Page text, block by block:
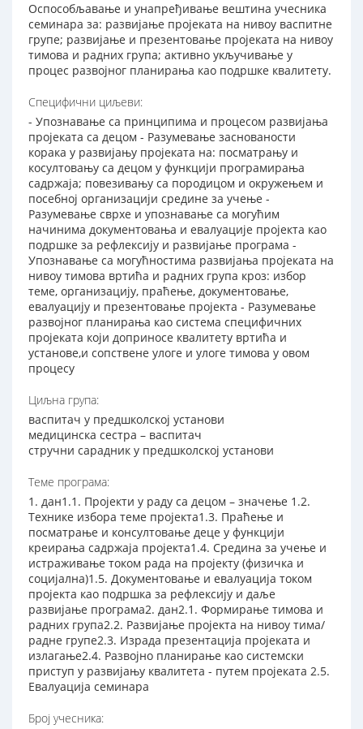
Оспособљавање и унапређивање вештина учесника
семинара за: развијање пројеката на нивоу васпитне
групе; развијање и презентовање пројеката на нивоу
тимова и радних група; активно укључивање у
процес развојног планирања као подршке квалитету.
Специфични циљеви:
- Упознавање са принципима и процесом развијања
пројеката са децом - Разумевање заснованости
корака у развијању пројеката на: посматрању и
косултовању са децом у функцији програмирања
садржаја; повезивању са породицом и окружењем и
посебној организацији средине за учење -
Разумевање сврхе и упознавање са могућим
начинима документовања и евалуације пројекта као
подршке за рефлексију и развијање програма -
Упознавање са могућностима развијања пројеката на
нивоу тимова вртића и радних група кроз: избор
теме, организацију, праћење, документовање,
евалуацију и презентовање пројекта - Разумевање
развојног планирања као система специфичних
пројеката који доприносе квалитету вртића и
установе,и сопствене улоге и улоге тимова у овом
процесу
Циљна група:
васпитач у предшколској установи
медицинска сестра – васпитач
стручни сарадник у предшколској установи
Теме програма:
1. дан1.1. Пројекти у раду са децом – значење 1.2.
Технике избора теме пројекта1.3. Праћење и
посматрање и консултовање деце у функцији
креирања садржаја пројекта1.4. Средина за учење и
истраживање током рада на пројекту (физичка и
социјална)1.5. Документовање и евалуација током
пројекта као подршка за рефлексију и даље
развијање програма2. дан2.1. Формирање тимова и
радних група2.2. Развијање пројекта на нивоу тима/
радне групе2.3. Израда презентација пројеката и
излагање2.4. Развојно планирање као системски
приступ у развијању квалитета - путем пројеката 2.5.
Евалуација семинара
Број учесника: